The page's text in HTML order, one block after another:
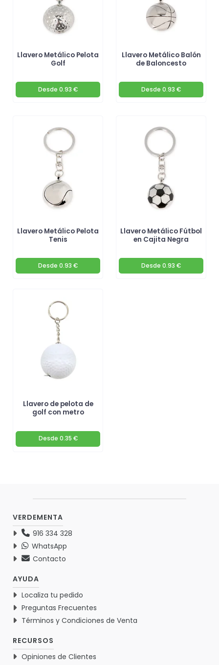
Llavero Metálico Pelota
Golf
Desde 0.93 €
Llavero Metálico Balón
de Baloncesto
Desde 0.93 €
Llavero Metálico Pelota
Tenis
Desde 0.93 €
Llavero Metálico Fútbol
en Cajita Negra
Desde 0.93 €
Llavero de pelota de
golf con metro
Desde 0.35 €
VERDEMENTA
916 334 328
WhatsApp
Contacto
AYUDA
Localiza tu pedido
Preguntas Frecuentes
Términos y Condiciones de Venta
RECURSOS
Opiniones de Clientes